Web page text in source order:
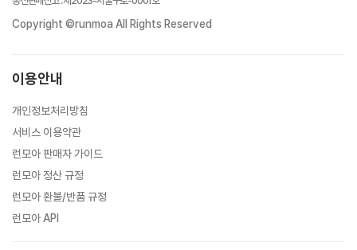
Copyright ©runmoa All Rights Reserved
이용안내
개인정보처리방침
서비스 이용약관
런모아 판매자 가이드
런모아 정산 규정
런모아 환불/반품 규정
런모아 API